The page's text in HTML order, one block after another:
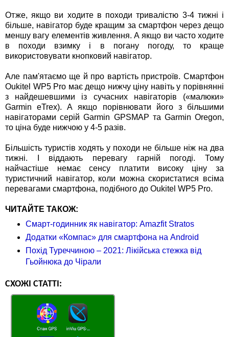
Отже, якщо ви ходите в походи тривалістю 3-4 тижні і
більше, навігатор буде кращим за смартфон через дещо
меншу вагу елементів живлення. А якщо ви часто ходите
в походи взимку і в погану погоду, то краще
використовувати кнопковий навігатор.
Але пам'ятаємо ще й про вартість пристроїв. Смартфон
Oukitel WP5 Pro має дещо нижчу ціну навіть у порівнянні
з найдешевшими із сучасних навігаторів («малюки»
Garmin eTrex). А якщо порівнювати його з більшими
навігаторами серій Garmin GPSMAP та Garmin Oregon,
то ціна буде нижчою у 4-5 разів.
Більшість туристів ходять у походи не більше ніж на два
тижні. І віддають перевагу гарній погоді. Тому
найчастіше немає сенсу платити високу ціну за
туристичний навігатор, коли можна скористатися всіма
перевагами смартфона, подібного до Oukitel WP5 Pro.
ЧИТАЙТЕ ТАКОЖ:
Смарт-годинник як навігатор: Amazfit Stratos
Додатки «Компас» для смартфона на Android
Похід Туреччиною – 2021: Лікійська стежка від
Гьойнюка до Чірали
СХОЖІ СТАТТІ: